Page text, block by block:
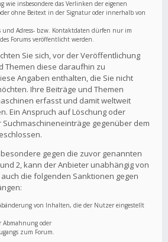
wie insbesondere das Verlinken der eigenen
ohne Beitext in der Signatur oder innerhalb von
und Adress- bzw. Kontaktdaten dürfen nur im
Forums veröffentlicht werden.
Sie sich, vor der Veröffentlichung
Themen diese daraufhin zu
Angaben enthalten, die Sie nicht
Ihre Beiträge und Themen
erfasst und damit weltweit
Ein Anspruch auf Löschung oder
gegenüber dem
gegen die zuvor genannten
und 2, kann der Anbieter unabhängig von
die folgenden Sanktionen gegen
von Inhalten, die der Nutzer eingestellt
Abmahnung oder
zum Forum.